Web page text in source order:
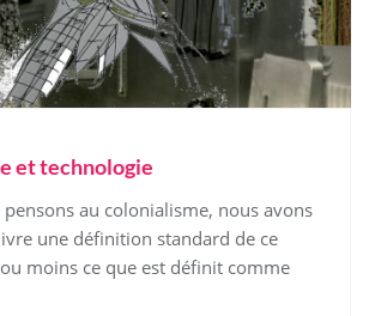
et technologie
au colonialisme, nous avons
une définition standard de ce
moins ce que est définit comme